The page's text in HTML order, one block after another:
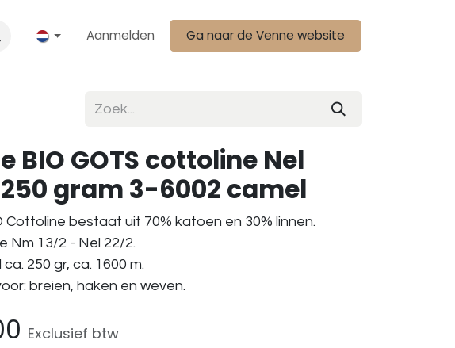
Aanmelden Ga naar de Venne website
BIO GOTS cottoline Nel
gram 3-6002 camel
Cottoline bestaat uit 70% katoen en 30% linnen.
Nm 13/2 - Nel 22/2.
250 gr, ca. 1600 m.
breien, haken en weven.
Exclusief btw